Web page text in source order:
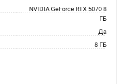
NVIDIA GeForce RTX 5070 8
ГБ
Да
8 ГБ